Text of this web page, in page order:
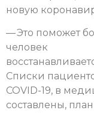
новую
— Это поможет
человек
Списки
COVID-19, в
составлены,